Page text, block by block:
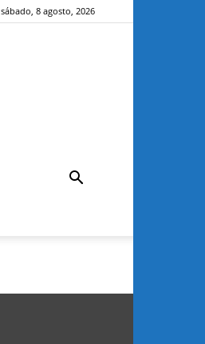
sábado, 8 agosto, 2026